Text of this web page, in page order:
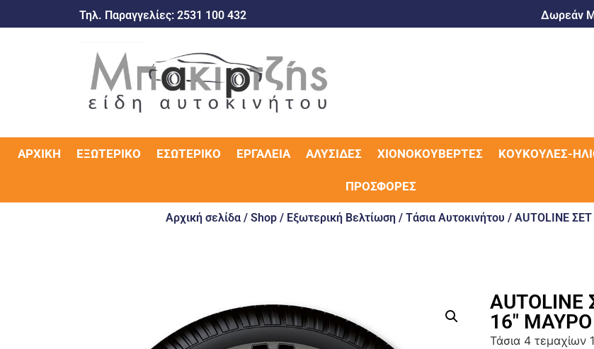
Τηλ. Παραγγελίες: 2531 100 432 Δωρεάν
ΑΡΧΙΚΉ ΕΞΩΤΕΡΙΚΌ ΕΣΩΤΕΡΙΚΌ ΕΡΓΑΛΕΊΑ ΑΛΥΣΊΔΕΣ ΧΙΟΝΟΚΟΥΒΈΡΤΕΣ ΚΟΥΚΟΎΛΕΣ-
ΠΡΟΣΦΟΡΈΣ
Αρχική σελίδα / Shop / Εξωτερική Βελτίωση / Τάσια Αυτοκινήτου / AUTOLINE
AUTOLINE
16″ ΜΑΥΡΟ
Τάσια 4 τεμαχίων